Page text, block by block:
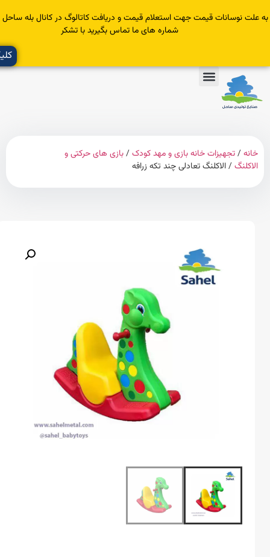
قیمت جهت استعلام قیمت و دریافت کاتالوگ در کانال بله ساحل عضو یا با
شماره های ما تماس بگیرید با تشکر
کلیک کنید
تجهیزات خانه بازی و مهد کودک/بازی های حرکتی و
/ الاکلنگ تعادلی چند تکه زرافه